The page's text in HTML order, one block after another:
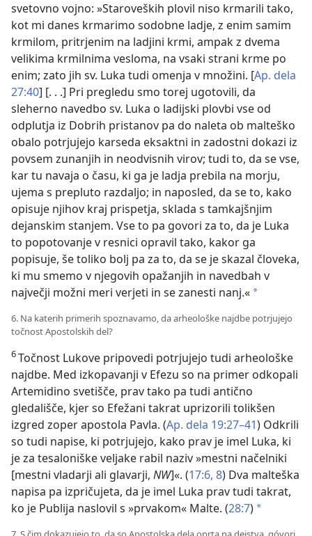
svetovno vojno: »Staroveških plovil niso krmarili tako,
kot mi danes krmarimo sodobne ladje, z enim samim
krmilom, pritrjenim na ladjini krmi, ampak z dvema
velikima krmilnima vesloma, na vsaki strani krme po
enim; zato jih sv. Luka tudi omenja v množini. [Ap. dela
27:40] [. . .] Pri pregledu smo torej ugotovili, da
sleherno navedbo sv. Luka o ladijski plovbi vse od
odplutja iz Dobrih pristanov pa do naleta ob malteško
obalo potrjujejo karseda eksaktni in zadostni dokazi iz
povsem zunanjih in neodvisnih virov; tudi to, da se vse,
kar tu navaja o času, ki ga je ladja prebila na morju,
ujema s prepluto razdaljo; in naposled, da se to, kako
opisuje njihov kraj prispetja, sklada s tamkajšnjim
dejanskim stanjem. Vse to pa govori za to, da je Luka
to popotovanje v resnici opravil tako, kakor ga
popisuje, še toliko bolj pa za to, da se je skazal človeka,
ki mu smemo v njegovih opažanjih in navedbah v
največji možni meri verjeti in se zanesti nanj.« *
6. Na katerih primerih spoznavamo, da arheološke najdbe potrjujejo
točnost Apostolskih del?
6Točnost Lukove pripovedi potrjujejo tudi arheološke
najdbe. Med izkopavanji v Efezu so na primer odkopali
Artemidino svetišče, prav tako pa tudi antično
gledališče, kjer so Efežani takrat uprizorili tolikšen
izgred zoper apostola Pavla. (Ap. dela 19:27–41) Odkrili
so tudi napise, ki potrjujejo, kako prav je imel Luka, ki
je za tesaloniške veljake rabil naziv »mestni načelniki
[mestni vladarji ali glavarji, NW]«. (17:6, 8) Dva malteška
napisa pa izpričujeta, da je imel Luka prav tudi takrat,
ko je Publija naslovil s »prvakom« Malte. (28:7) *